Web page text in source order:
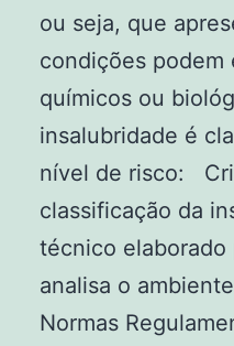
ou seja, que
condições podem
químicos ou
insalubridade é
nível de risco:
classificação da
técnico
analisa o
Normas